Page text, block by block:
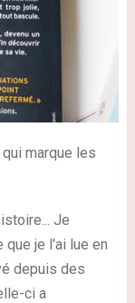
marque les
Je
je l'ai lue en
depuis des
ci a